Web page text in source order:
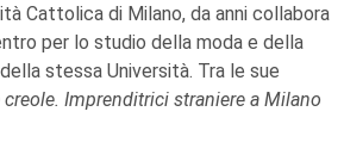
Cattolica di Milano, da anni collabora
per lo studio della moda e della
stessa Università. Tra le sue
creole. Imprenditrici straniere a Milano